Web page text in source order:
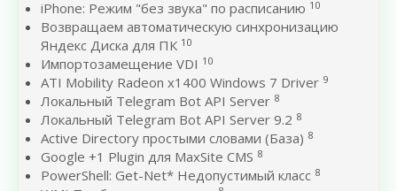
iPhone: Режим "без звука" по расписанию 10
Возвращаем автоматическую синхронизацию
Яндекс Диска для ПК 10
Импортозамещение VDI 10
ATI Mobility Radeon x1400 Windows 7 Driver 9
Локальный Telegram Bot API Server 8
Локальный Telegram Bot API Server 9.2 8
Active Directory простыми словами (База) 8
Google +1 Plugin для MaxSite CMS 8
PowerShell: Get-Net* Недопустимый класс 8